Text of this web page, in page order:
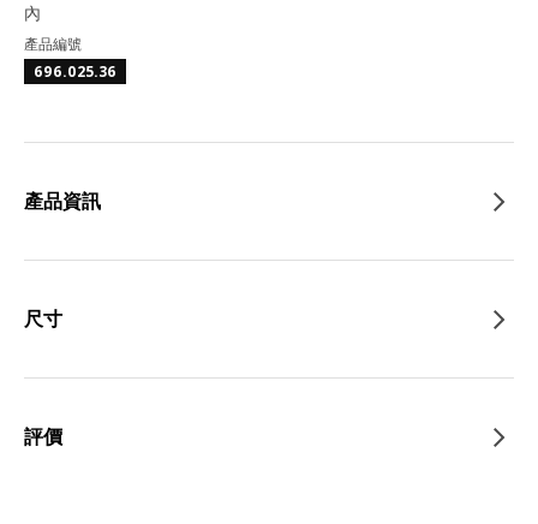
內
產品編號
696.025.36
產品資訊
尺寸
評價